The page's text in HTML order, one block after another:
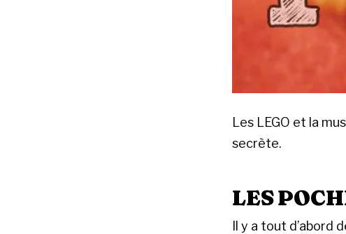
Les LEGO et la
secrète.
LES
Il y a tout d’abord